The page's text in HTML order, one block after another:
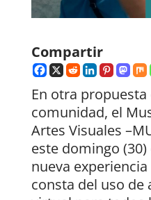
Compartir
En otra
comunidad, el
Artes Visuales
este domingo (30)
nueva
consta del uso de